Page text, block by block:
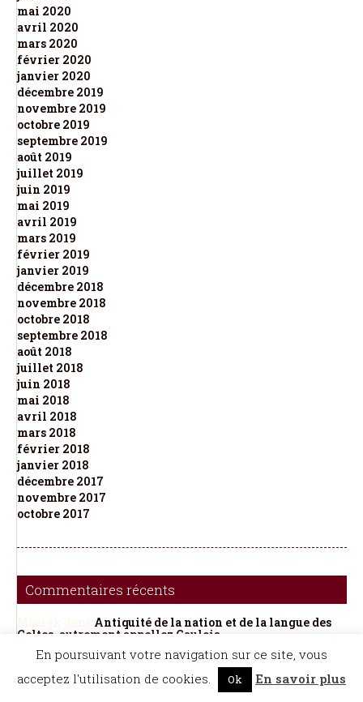
mai 2020
avril 2020
mars 2020
février 2020
janvier 2020
décembre 2019
novembre 2019
octobre 2019
septembre 2019
août 2019
juillet 2019
juin 2019
mai 2019
avril 2019
mars 2019
février 2019
janvier 2019
décembre 2018
novembre 2018
octobre 2018
septembre 2018
août 2018
juillet 2018
juin 2018
mai 2018
avril 2018
mars 2018
février 2018
janvier 2018
décembre 2017
novembre 2017
octobre 2017
Commentaires récents
Maarek dans Antiquité de la nation et de la langue des
Celtes, autrement appellez Gaulois
De BergdansFleur des proverbes français (La)
Quand l’IA génère une
encyclopédie “hallucinée” : l’expérience Halupédia
Quand l’IA génère une encyclopédie
En poursuivant votre navigation sur ce site, vous
acceptez l'utilisation de cookies.
Ok En savoir plus